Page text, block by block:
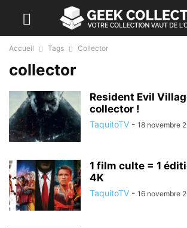
Accueil Tags Collector
collector
Resident Evil
collector !
TaquitoTV - 18 novembre
1 film culte = 1
4K
TaquitoTV - 16 novembre